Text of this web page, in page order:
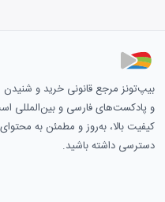
بیپ‌تونز مرجع قانونی خرید و
و پادکست‌های فارسی و بین‌المللی
کیفیت بالا، به‌روز و مطمئن به
دسترسی داشته باشید.